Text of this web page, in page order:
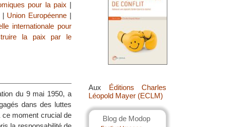
Aux Éditions Charles
Léopold Mayer (ECLM)
Blog de Modop
pour la paix |
| Union Européenne |
internationale pour
la paix par le
du 9 mai 1950, a
dans des luttes
ce moment crucial de